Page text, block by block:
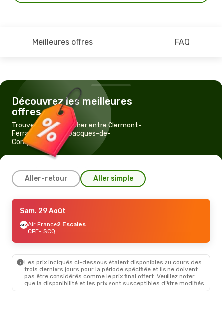
Meilleures offres FAQ
Découvrez les meilleures
offres
Trouvez un vol pas cher entre Clermont-
Ferrand et Saint-Jacques-de-
Compostelle
Aller-retour Aller simple
Sam. 29 Août
Air France2 Escales
CFE- SCQ
2 Escales
Sam. 29 Août
Air France2 Escales
CFE- SCQ
Les prix indiqués ci-dessous étaient disponibles au cours des
trois derniers jours pour la période spécifiée et ils ne doivent
pas être considérés comme le prix final offert. Veuillez noter
que la disponibilité et les prix sont susceptibles d’être modifiés.